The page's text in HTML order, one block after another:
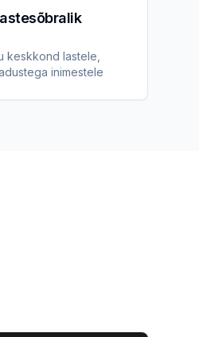
keskkond lastele,
inimestele